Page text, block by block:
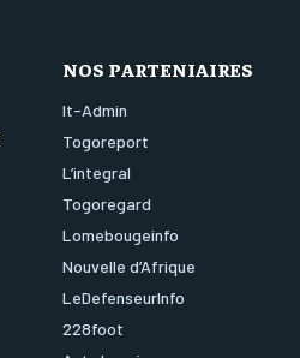
NOS PARTENIAIRES
It-Admin
Togoreport
L’integral
Togoregard
Lomebougeinfo
Nouvelle d’Afrique
LeDefenseurInfo
228foot